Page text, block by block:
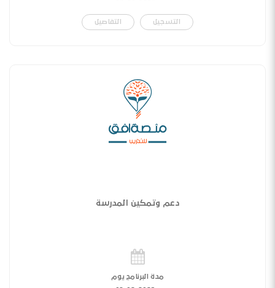
التسجيل التفاصيل
دعم وتمكين المدرسة
مدة البرنامج يوم